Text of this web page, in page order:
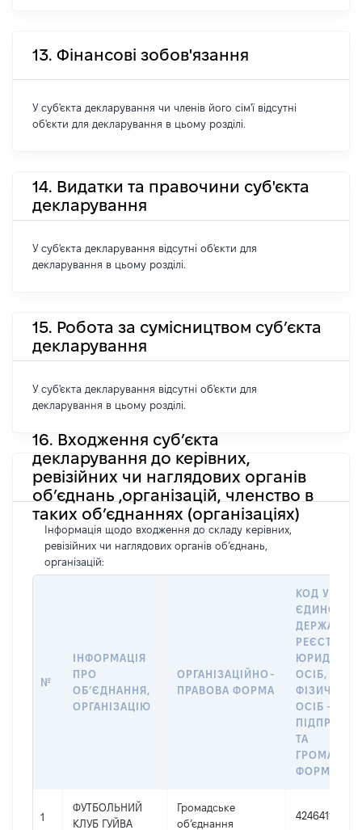
13. Фінансові зобов'язання
У суб'єкта декларування чи членів його сім'ї відсутні
об'єкти для декларування в цьому розділі.
14. Видатки та правочини суб'єкта
декларування
У суб'єкта декларування відсутні об'єкти для
декларування в цьому розділі.
15. Робота за сумісництвом суб’єкта
декларування
У суб'єкта декларування відсутні об'єкти для
декларування в цьому розділі.
16. Входження суб’єкта
декларування до керівних,
ревізійних чи наглядових органів
об’єднань ,організацій, членство в
таких об’єднаннях (організаціях)
Інформація щодо входження до складу керівних,
ревізійних чи наглядових органів об’єднань,
організацій:
№
ІНФОРМАЦІЯ
ПРО
ОБʼЄДНАННЯ,
ОРГАНІЗАЦІЮ
ОРГАНІЗАЦІЙНО-
ПРАВОВА ФОРМА
КОД У
ЄДИНОМУ
РЕЄСТРІ
ОСІБ,
ФІЗИЧНИХ
ОСІБ –
ТА
1
ФУТБОЛЬНИЙ
КЛУБ ГУЙВА
Громадське
об’єднання
42464194